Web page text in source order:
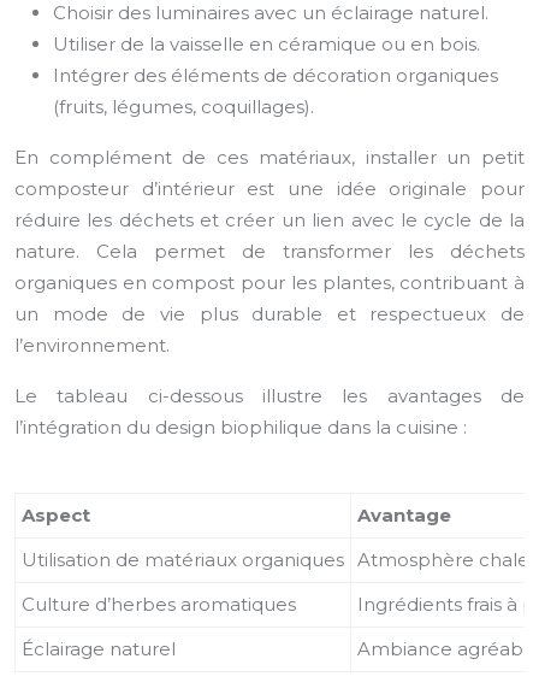
Choisir des luminaires avec un éclairage naturel.
Utiliser de la vaisselle en céramique ou en bois.
Intégrer des éléments de décoration organiques
(fruits, légumes, coquillages).
En complément de ces matériaux, installer un petit
composteur d’intérieur est une idée originale pour
réduire les déchets et créer un lien avec le cycle de la
nature. Cela permet de transformer les déchets
organiques en compost pour les plantes, contribuant à
un mode de vie plus durable et respectueux de
l’environnement.
Le tableau ci-dessous illustre les avantages de
l’intégration du design biophilique dans la cuisine :
Aspect
Avantage
Utilisation de matériaux organiques Atmosphère
Culture d’herbes aromatiques
Ingrédients frais à
Éclairage naturel
Ambiance